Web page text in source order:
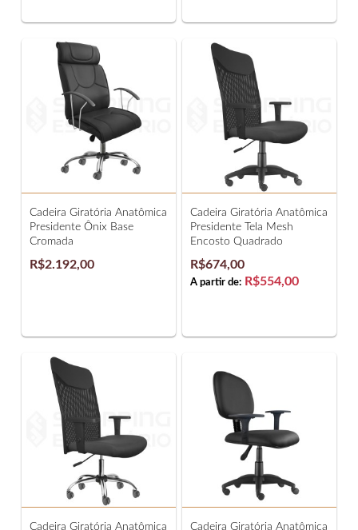
Cadeira Giratória Anatômica
Presidente Ônix Base
Cromada
R$2.192,00
Cadeira Giratória Anatômica
Presidente Tela Mesh
Encosto Quadrado
R$674,00
A partir de: R$554,00
Cadeira Giratória Anatômica
Cadeira Giratória Anatômica